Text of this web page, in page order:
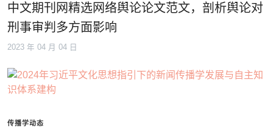
中文期刊网精选网络舆论论文范文，剖析舆论对
刑事审判多方面影响
2023 年 04 月 04 日
传播学动态